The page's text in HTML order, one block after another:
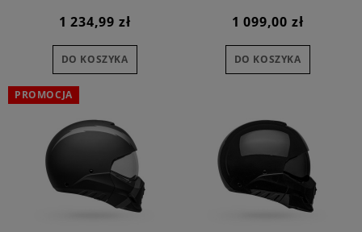
1 234,99 zł
DO KOSZYKA
1 099,00 zł
DO KOSZYKA
PROMOCJA